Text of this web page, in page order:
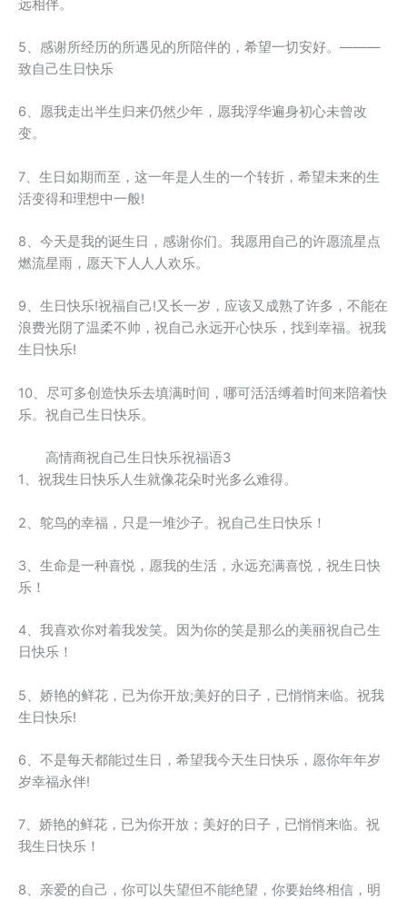
远相伴。
5、感谢所经历的所遇见的所陪伴的，希望一切安好。———
致自己生日快乐
6、愿我走出半生归来仍然少年，愿我浮华遍身初心未曾改
变。
7、生日如期而至，这一年是人生的一个转折，希望未来的生
活变得和理想中一般!
8、今天是我的诞生日，感谢你们。我愿用自己的许愿流星点
燃流星雨，愿天下人人人欢乐。
9、生日快乐!祝福自己!又长一岁，应该又成熟了许多，不能在
浪费光阴了温柔不帅，祝自己永远开心快乐，找到幸福。祝我
生日快乐!
10、尽可多创造快乐去填满时间，哪可活活缚着时间来陪着快
乐。祝自己生日快乐。
高情商祝自己生日快乐祝福语3
1、祝我生日快乐人生就像花朵时光多么难得。
2、鸵鸟的幸福，只是一堆沙子。祝自己生日快乐！
3、生命是一种喜悦，愿我的生活，永远充满喜悦，祝生日快
乐！
4、我喜欢你对着我发笑。因为你的笑是那么的美丽祝自己生
日快乐！
5、娇艳的鲜花，已为你开放;美好的日子，已悄悄来临。祝我
生日快乐!
6、不是每天都能过生日，希望我今天生日快乐，愿你年年岁
岁幸福永伴!
7、娇艳的鲜花，已为你开放；美好的日子，已悄悄来临。祝
我生日快乐！
8、亲爱的自己，你可以失望但不能绝望，你要始终相信，明